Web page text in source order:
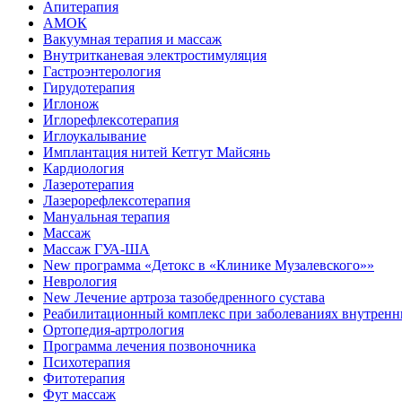
Апитерапия
АМОК
Вакуумная терапия и массаж
Внутритканевая электростимуляция
Гастроэнтерология
Гирудотерапия
Иглонож
Иглорефлексотерапия
Иглоукалывание
Имплантация нитей Кетгут Майсянь
Кардиология
Лазеротерапия
Лазерорефлексотерапия
Мануальная терапия
Массаж
Массаж ГУА-ША
New программа «Детокс в «Клинике Музалевского»»
Неврология
New Лечение артроза тазобедренного сустава
Реабилитационный комплекс при заболеваниях
Ортопедия-артрология
Программа лечения позвоночника
Психотерапия
Фитотерапия
Фут массаж